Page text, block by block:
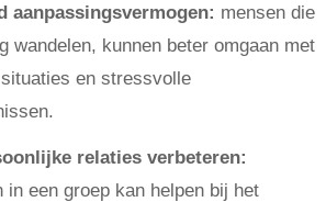
aanpassingsvermogen: mensen die
wandelen, kunnen beter omgaan met
en stressvolle
relaties verbeteren:
in een groep kan helpen bij het